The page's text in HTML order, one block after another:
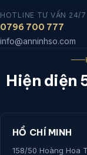
HOTLINE TƯ VẤN 24/7
0796 700 777
info@anninhso.com
Hiện diện
HỒ CHÍ MINH
158/50 Hoàng Hoa